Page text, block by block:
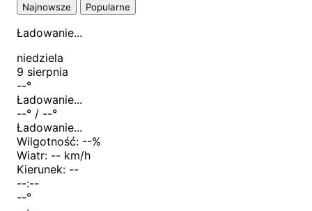
Najnowsze Popularne
Ładowanie...
niedziela
9 sierpnia
--°
Ładowanie...
--° / --°
Ładowanie...
Wilgotność: --%
Wiatr: -- km/h
Kierunek: --
--:--
--°